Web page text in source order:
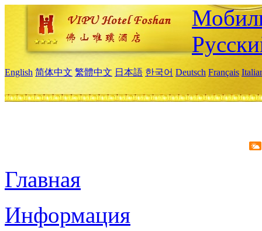
English 简体中文 繁體中文 日本語 한국어 Deutsch Français
Главная
Информация